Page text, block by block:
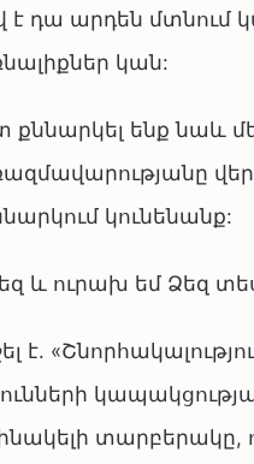
է դա արդեն մտնում
կան:
քննարկել ենք նաև
կունենանք:
և ուրախ եմ Ձեզ
է.